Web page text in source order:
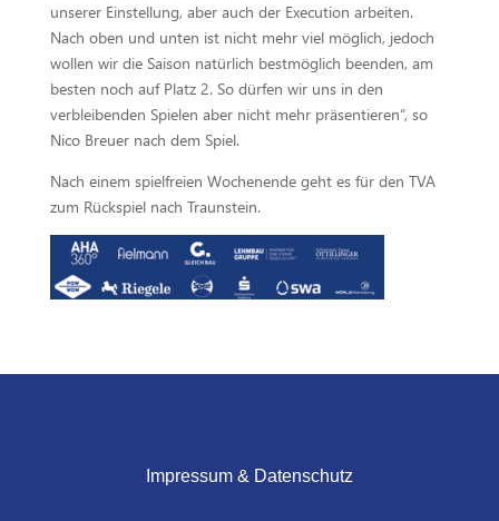
unserer Einstellung, aber auch der Execution arbeiten.
Nach oben und unten ist nicht mehr viel möglich, jedoch
wollen wir die Saison natürlich bestmöglich beenden, am
besten noch auf Platz 2. So dürfen wir uns in den
verbleibenden Spielen aber nicht mehr präsentieren“, so
Nico Breuer nach dem Spiel.
Nach einem spielfreien Wochenende geht es für den TVA
zum Rückspiel nach Traunstein.
Impressum & Datenschutz